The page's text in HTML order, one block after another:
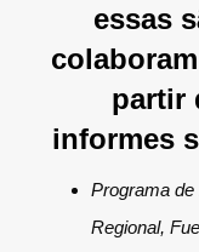
essas
partir
informes
Programa
Regional,